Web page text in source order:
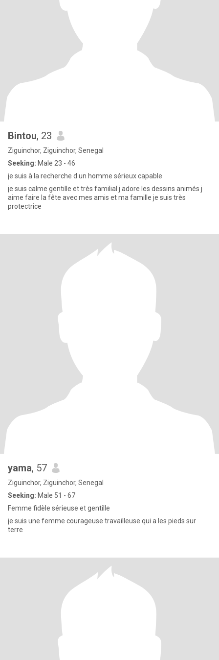
Bintou, 23
Ziguinchor, Ziguinchor, Senegal
Seeking: Male 23 - 46
je suis à la recherche d un homme sérieux capable
je suis calme gentille et très familial j adore les dessins animés j
aime faire la fête avec mes amis et ma famille je suis très
protectrice
yama, 57
Ziguinchor, Ziguinchor, Senegal
Seeking: Male 51 - 67
Femme fidèle sérieuse et gentille
je suis une femme courageuse travailleuse qui a les pieds sur
terre